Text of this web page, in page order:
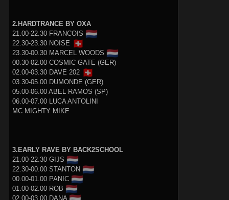
2.HARDTRANCE BY OXA
21.00-22.30 FRANCOIS 🇳🇱
22.30-23.30 NOISE 🇨🇭
23.30-00.30 MARCEL WOODS 🇳🇱
00.30-02.00 COSMIC GATE (GER)
02.00-03.30 DAVE 202 🇨🇭
03.30-05.00 DUMONDE (GER)
05.00-06.00 ABEL RAMOS (SP)
06.00-07.00 LUCA ANTOLINI
MC MIGHTY MIKE
3.EARLY RAVE BY BACK2SCHOOL
21.00-22.30 GIJS 🇳🇱
22.30-00.00 STANTON 🇳🇱
00.00-01.00 PANIC 🇳🇱
01.00-02.00 ROB 🇳🇱
02.00-03.00 DANA